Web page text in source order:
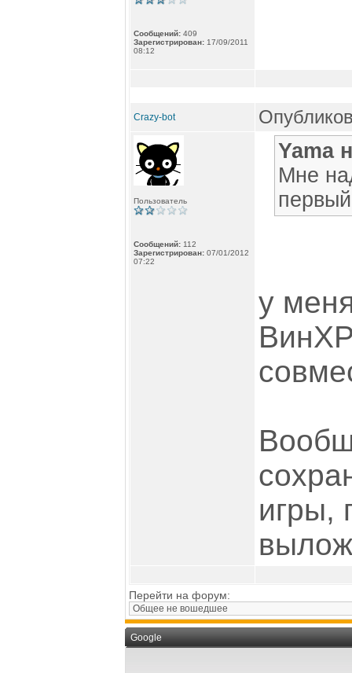
Сообщений: 409
Зарегистрирован: 17/09/2011
08:12
Crazy-bot
Пользователь
Сообщений: 112
Зарегистрирован: 07/01/2012
07:22
Yama
Мне
у
игры,
Перейти на форум:
Google